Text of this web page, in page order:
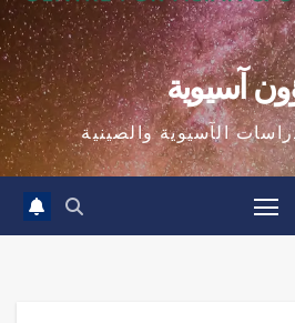
آسيوية
الآسيوية والصينية